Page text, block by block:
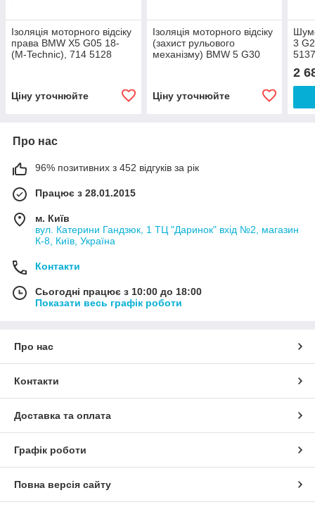
Ізоляція моторного відсіку
права BMW X5 G05 18-
(M-Technic), 714 5128
Ціну уточнюйте
Ізоляція моторного відсіку
(захист рульового
механізму) BMW 5 G30
Ціну уточнюйте
3
2
Про нас
96% позитивних з 452 відгуків за рік
Працює з 28.01.2015
м. Київ
вул. Катерини Гандзюк, 1 ТЦ "Даринок" вхід №2, магазин
К-8, Київ, Україна
Контакти
Сьогодні працює з 10:00 до 18:00
Показати весь графік роботи
Про нас
Контакти
Доставка та оплата
Графік роботи
Повна версія сайту